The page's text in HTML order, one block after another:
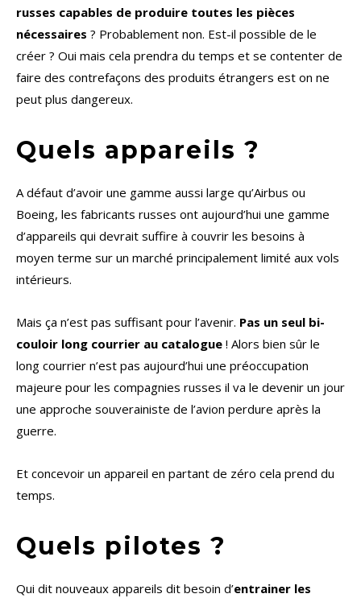
russes capables de produire toutes les pièces
nécessaires ? Probablement non. Est-il possible de le
créer ? Oui mais cela prendra du temps et se contenter de
faire des contrefaçons des produits étrangers est on ne
peut plus dangereux.
Quels appareils ?
A défaut d’avoir une gamme aussi large qu’Airbus ou
Boeing, les fabricants russes ont aujourd’hui une gamme
d’appareils qui devrait suffire à couvrir les besoins à
moyen terme sur un marché principalement limité aux vols
intérieurs.
Mais ça n’est pas suffisant pour l’avenir. Pas un seul bi-
couloir long courrier au catalogue ! Alors bien sûr le
long courrier n’est pas aujourd’hui une préoccupation
majeure pour les compagnies russes il va le devenir un jour
une approche souverainiste de l’avion perdure après la
guerre.
Et concevoir un appareil en partant de zéro cela prend du
temps.
Quels pilotes ?
Qui dit nouveaux appareils dit besoin d’entrainer les